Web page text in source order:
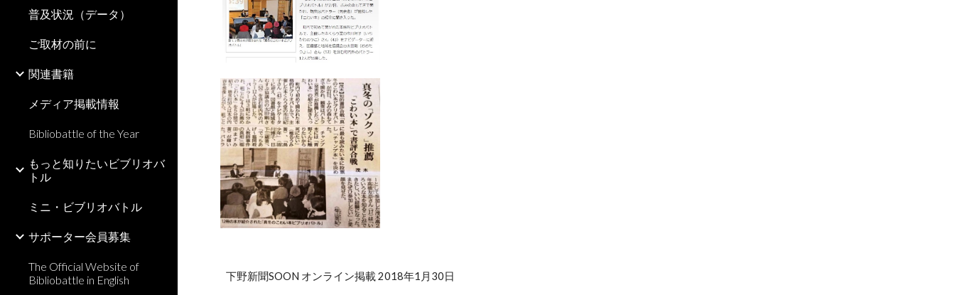
普及状況（データ）
ご取材の前に
関連書籍
メディア掲載情報
Bibliobattle of the Year
もっと知りたいビブリオバ
トル
ミニ・ビブリオバトル
サポーター会員募集
The Official Website of
Bibliobattle in English
下野新聞SOON オンライン掲載 2018年1月30日